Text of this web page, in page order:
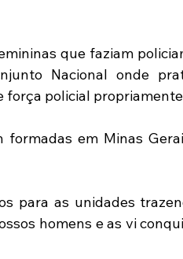
que faziam
Nacional onde
força policial
em Minas
para as unidades
homens e as vi